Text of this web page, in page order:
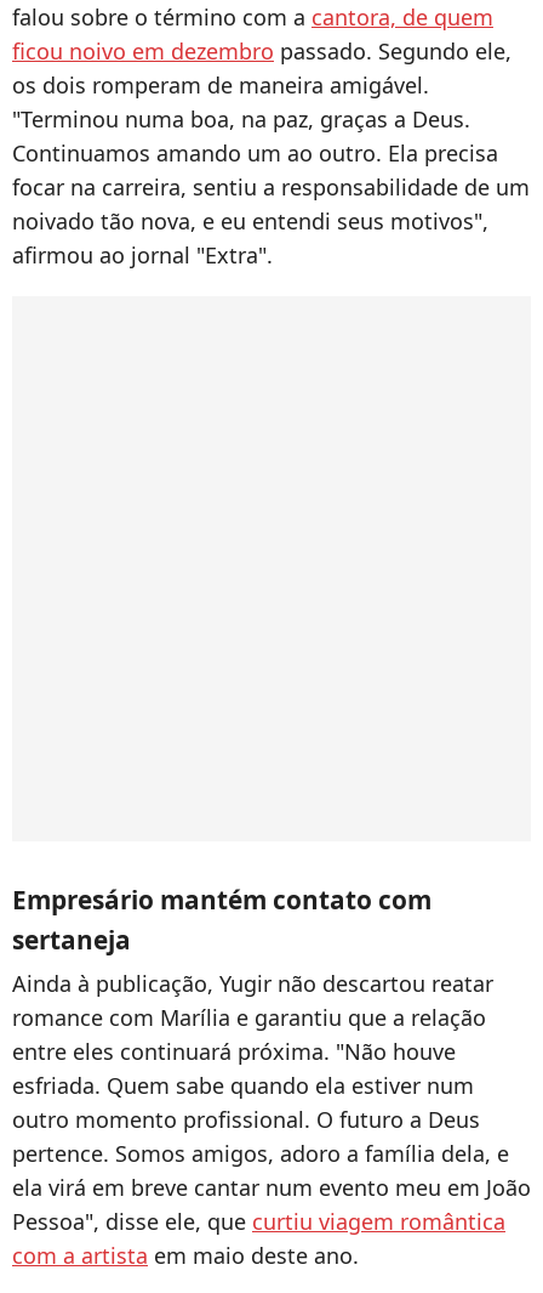
falou sobre o término com a cantora, de quem
ficou noivo em dezembro passado. Segundo ele,
os dois romperam de maneira amigável.
"Terminou numa boa, na paz, graças a Deus.
Continuamos amando um ao outro. Ela precisa
focar na carreira, sentiu a responsabilidade de um
noivado tão nova, e eu entendi seus motivos",
afirmou ao jornal "Extra".
Empresário mantém contato com
sertaneja
Ainda à publicação, Yugir não descartou reatar
romance com Marília e garantiu que a relação
entre eles continuará próxima. "Não houve
esfriada. Quem sabe quando ela estiver num
outro momento profissional. O futuro a Deus
pertence. Somos amigos, adoro a família dela, e
ela virá em breve cantar num evento meu em João
Pessoa", disse ele, que curtiu viagem romântica
com a artista em maio deste ano.